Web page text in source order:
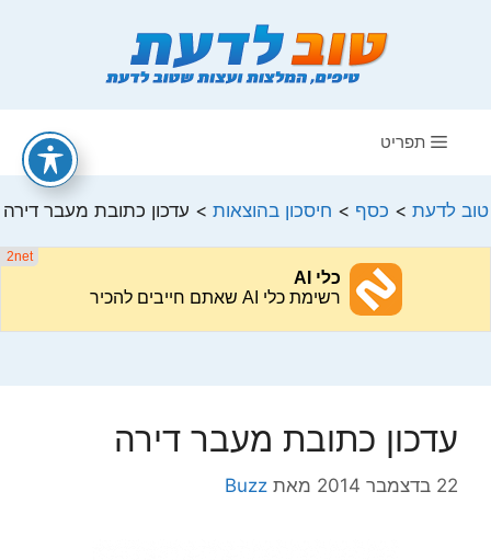
תפריט
טוב לדעת > כסף > חיסכון בהוצאות > עדכון כתובת מעבר דירה
עדכון כתובת מעבר דירה
22 בדצמבר 2014 מאת Buzz